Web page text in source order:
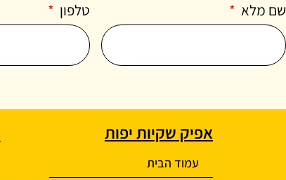
שם מלא טלפון
אפיק שקיות יפות
עמוד הבית